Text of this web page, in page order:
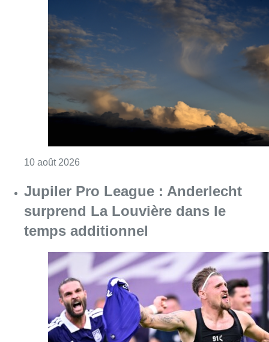
10 août 2026
Jupiler Pro League : Anderlecht
surprend La Louvière dans le
temps additionnel